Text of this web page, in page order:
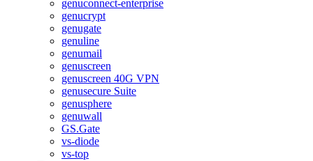
genuconnect-enterprise
genucrypt
genugate
genuline
genumail
genuscreen
genuscreen 40G VPN
genusecure Suite
genusphere
genuwall
GS.Gate
vs-diode
vs-top